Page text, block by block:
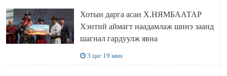
Хотын дарга асан Х.НЯМБААТАР
Хэнтий аймагт наадамлаж шинэ заанд
шагнал гардуулж явна
3 цаг 19 мин